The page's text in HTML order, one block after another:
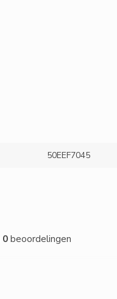
50EEF7045
0beoordelingen